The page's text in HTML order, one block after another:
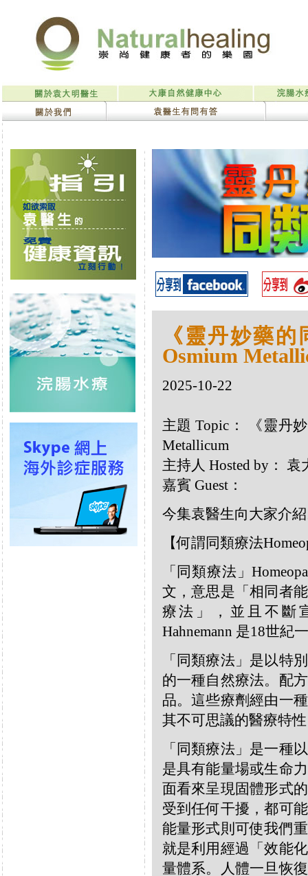
《靈丹妙藥
Osmium
2025-10-22
主題 Topic： 《靈丹
Metallicum
主持人 Hosted by：
嘉賓 Guest：
今集袁醫生向大家介
【何謂同類療法
「同類療法」
文，意思是「相同者
療法」，並且不斷
Hahnemann 是18世紀
「同類療法」是以特
的一種自然療法。配
品。這些療劑經由一
其不可思議的醫療特
「同類療法」是一種
是具有能量場或生命
面看來呈現固體形式
受到任何干擾，都可
能量形式則可使我們
就是利用經過「效能
量體系。人體一旦恢